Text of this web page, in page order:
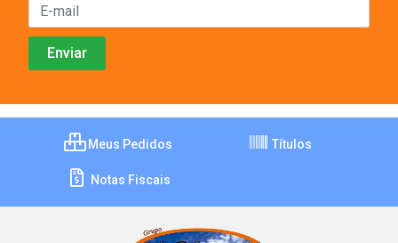
Meus Pedidos Títulos
Notas Fiscais